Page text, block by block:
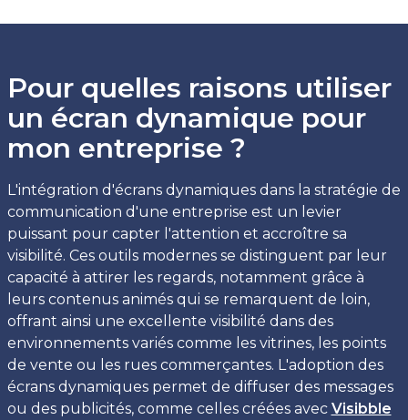
Pour quelles raisons utiliser
un écran dynamique pour
mon entreprise ?
L'intégration d'écrans dynamiques dans la stratégie de
communication d'une entreprise est un levier
puissant pour capter l'attention et accroître sa
visibilité. Ces outils modernes se distinguent par leur
capacité à attirer les regards, notamment grâce à
leurs contenus animés qui se remarquent de loin,
offrant ainsi une excellente visibilité dans des
environnements variés comme les vitrines, les points
de vente ou les rues commerçantes. L'adoption des
écrans dynamiques permet de diffuser des messages
ou des publicités, comme celles créées avec Visibble